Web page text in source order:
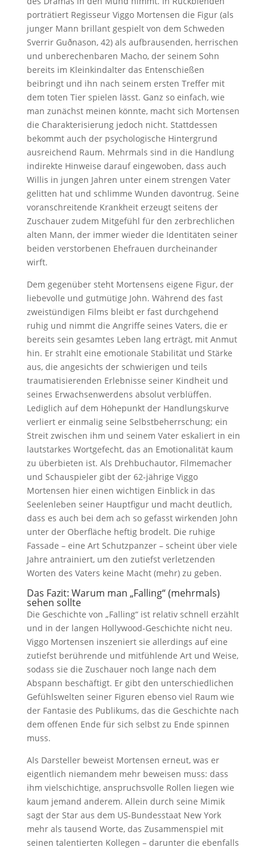
porträtiert Regisseur Viggo Mortensen die Figur (als
junger Mann brillant gespielt von dem Schweden
Sverrir Guðnason, 42) als aufbrausenden, herrischen
und unberechenbaren Macho, der seinem Sohn
bereits im Kleinkindalter das Entenschießen
beibringt und ihn nach seinem ersten Treffer mit
dem toten Tier spielen lässt. Ganz so einfach, wie
man zunächst meinen könnte, macht sich Mortensen
die Charakterisierung jedoch nicht. Stattdessen
bekommt auch der psychologische Hintergrund
ausreichend Raum. Mehrmals sind in die Handlung
indirekte Hinweise darauf eingewoben, dass auch
Willis in jungen Jahren unter einem strengen Vater
gelitten hat und schlimme Wunden davontrug. Seine
voranschreitende Krankheit erzeugt seitens der
Zuschauer zudem Mitgefühl für den zerbrechlichen
alten Mann, der immer wieder die Identitäten seiner
beiden verstorbenen Ehefrauen durcheinander
wirft.
Dem gegenüber steht Mortensens eigene Figur, der
liebevolle und gutmütige John. Während des fast
zweistündigen Films bleibt er fast durchgehend
ruhig und nimmt die Angriffe seines Vaters, die er
bereits sein gesamtes Leben lang erträgt, mit Anmut
hin. Er strahlt eine emotionale Stabilität und Stärke
aus, die angesichts der schwierigen und teils
traumatisierenden Erlebnisse seiner Kindheit und
seines Erwachsenwerdens absolut verblüffen.
Lediglich auf dem Höhepunkt der Handlungskurve
verliert er einmalig seine Selbstbeherrschung; ein
Streit zwischen ihm und seinem Vater eskaliert in ein
lautstarkes Wortgefecht, das an Emotionalität kaum
zu überbieten ist. Als Drehbuchautor, Filmemacher
und Schauspieler gibt der 62-jährige Viggo
Mortensen hier einen wichtigen Einblick in das
Seelenleben seiner Hauptfigur und macht deutlich,
dass es auch bei dem ach so gefasst wirkenden John
unter der Oberfläche heftig brodelt. Die ruhige
Fassade – eine Art Schutzpanzer – scheint über viele
Jahre antrainiert, um den zutiefst verletzenden
Worten des Vaters keine Macht (mehr) zu geben.
Das Fazit: Warum man „Falling“ (mehrmals)
sehen sollte
Die Geschichte von „Falling“ ist relativ schnell erzählt
und in der langen Hollywood-Geschichte nicht neu.
Viggo Mortensen inszeniert sie allerdings auf eine
zutiefst berührende und mitfühlende Art und Weise,
sodass sie die Zuschauer noch lange nach dem
Abspann beschäftigt. Er gibt den unterschiedlichen
Gefühlswelten seiner Figuren ebenso viel Raum wie
der Fantasie des Publikums, das die Geschichte nach
dem offenen Ende für sich selbst zu Ende spinnen
muss.
Als Darsteller beweist Mortensen erneut, was er
eigentlich niemandem mehr beweisen muss: dass
ihm vielschichtige, anspruchsvolle Rollen liegen wie
kaum jemand anderem. Allein durch seine Mimik
sagt der Star aus dem US-Bundesstaat New York
mehr als tausend Worte, das Zusammenspiel mit
seinen talentierten Kollegen – darunter die ebenfalls